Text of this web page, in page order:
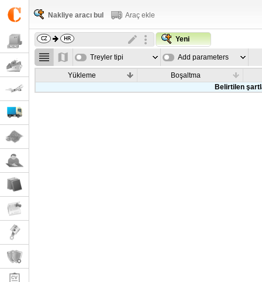
Nakliye aracı bul Araç ekle
Yeni
Treyler tipi Add parameters
Yükleme
Boşaltma
Belirtilen